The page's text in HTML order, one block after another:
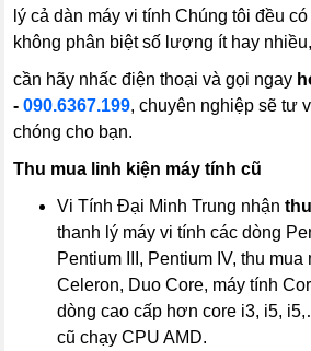
lý cả dàn máy vi tính Chúng tôi đều
không phân biệt số lượng ít hay
cần hãy nhấc điện thoại và gọi ngay
-090.6367.199, chuyên nghiệp sẽ tư
chóng cho bạn.
Thu mua linh kiện máy tính cũ
Vi Tính Đại Minh Trung nhận
thanh lý máy vi tính các dòng
Pentium III, Pentium IV, thu mua
Celeron, Duo Core, máy tính
dòng cao cấp hơn core i3, i5,
cũ chạy CPU AMD.